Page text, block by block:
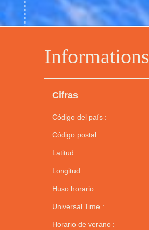
Informations
Cifras
Código del país :
Código postal :
Latitud :
Longitud :
Huso horario :
Universal Time :
Horario de verano :